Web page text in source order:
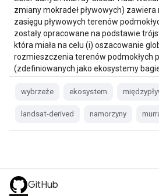
zmiany mokradeł pływowych)
zasięgu pływowych terenów
zostały opracowane na podstawie
która miała na celu (i) oszacowanie
rozmieszczenia terenów podmokłych
(zdefiniowanych jako ekosystemy
wybrzeże ekosystem
landsat-derived namorzyny
GitHub